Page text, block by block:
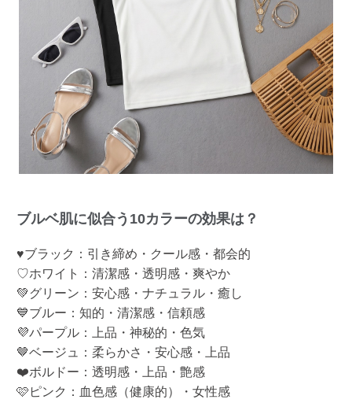
ブルベ肌に似合う10カラーの効果は？
♥ブラック：引き締め・クール感・都会的
♡ホワイト：清潔感・透明感・爽やか
💚グリーン：安心感・ナチュラル・癒し
💙ブルー：知的・清潔感・信頼感
💜パープル：上品・神秘的・色気
🤎ベージュ：柔らかさ・安心感・上品
❤️ボルドー：透明感・上品・艶感
🩷ピンク：血色感（健康的）・女性感